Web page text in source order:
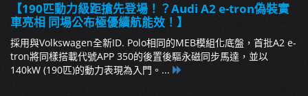
【190匹動力級距搶先登場！？Audi A2 e-tron偽裝實
車亮相 同場公布極優續航能效！】
採用與Volkswagen全新ID. Polo相同的MEB模組化底盤，首批A2 e-
tron將同樣搭載代號APP 350的後置後驅永磁同步馬達，並以
140kW (190匹)的動力表現為入門。...